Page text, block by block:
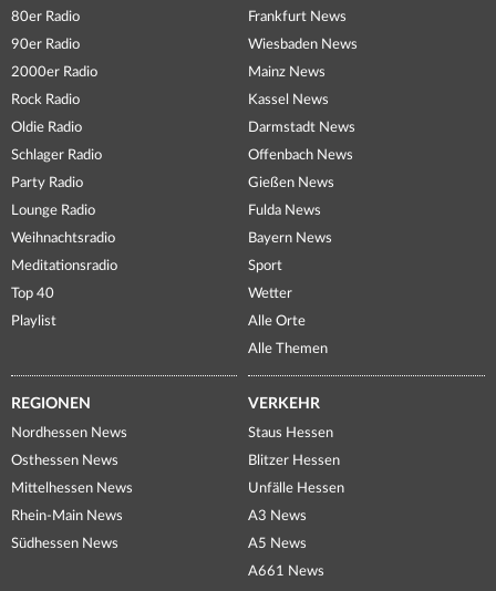
80er Radio
90er Radio
2000er Radio
Rock Radio
Oldie Radio
Schlager Radio
Party Radio
Lounge Radio
Weihnachtsradio
Meditationsradio
Top 40
Playlist
Frankfurt News
Wiesbaden News
Mainz News
Kassel News
Darmstadt News
Offenbach News
Gießen News
Fulda News
Bayern News
Sport
Wetter
Alle Orte
Alle Themen
REGIONEN
Nordhessen News
Osthessen News
Mittelhessen News
Rhein-Main News
Südhessen News
VERKEHR
Staus Hessen
Blitzer Hessen
Unfälle Hessen
A3 News
A5 News
A661 News